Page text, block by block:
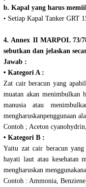
b. Kapal yang harus
• Setiap Kapal Tanker GRT
4. Annex II MARPOL 73/
sebutkan dan jelaskan
Jawab :
• Kategori A :
Zat cair beracun yang
muatan akan menimbulkan
manusia atau
mengharuskanpenggunaan
Contoh ; Aceton
• Kategori B :
Yaitu zat cair beracun
hayati laut atau kesehatan
mengharuskan
Contoh : Ammonia,